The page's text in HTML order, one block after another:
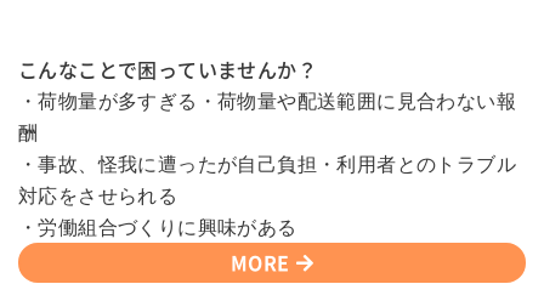
こんなことで困っていませんか？
・荷物量が多すぎる・荷物量や配送範囲に見合わない報
酬
・事故、怪我に遭ったが自己負担・利用者とのトラブル
対応をさせられる
・労働組合づくりに興味がある
MORE